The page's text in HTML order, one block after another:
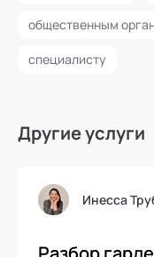
общественным
специалисту
Другие услуги
Инесса